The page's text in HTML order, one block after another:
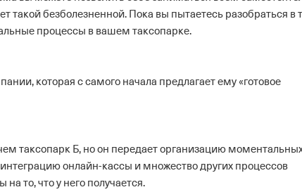
такой безболезненной. Пока вы пытаетесь разобраться в
процессы в вашем таксопарке.
которая с самого начала предлагает ему «готовое
таксопарк Б, но он передает организацию
онлайн-кассы и множество других процессов
то, что у него получается.